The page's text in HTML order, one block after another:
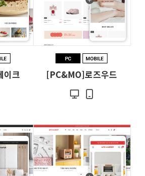
이크 [PC&MO]로즈우드